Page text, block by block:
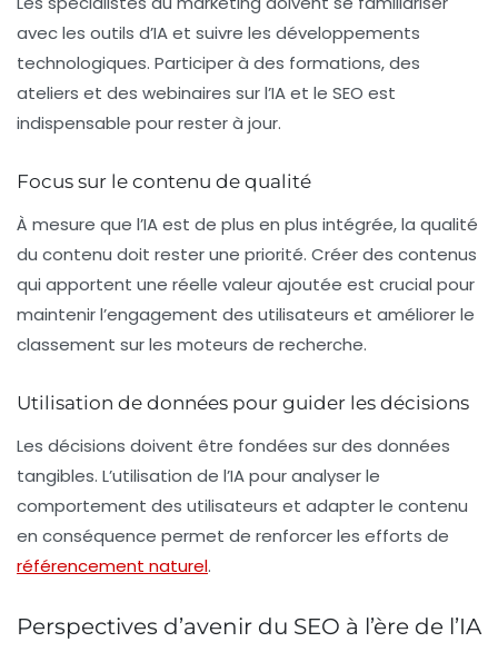
avec les outils d’IA et suivre les développements
technologiques. Participer à des formations, des
ateliers et des webinaires sur l’IA et le SEO est
indispensable pour rester à jour.
Focus sur le contenu de qualité
À mesure que l’IA est de plus en plus intégrée, la qualité
du contenu doit rester une priorité. Créer des contenus
qui apportent une réelle valeur ajoutée est crucial pour
maintenir l’engagement des utilisateurs et améliorer le
classement sur les moteurs de recherche.
Utilisation de données pour guider les décisions
Les décisions doivent être fondées sur des données
tangibles. L’utilisation de l’IA pour analyser le
comportement des utilisateurs et adapter le contenu
en conséquence permet de renforcer les efforts de
référencement naturel.
Perspectives d’avenir du SEO à l’ère de l’IA